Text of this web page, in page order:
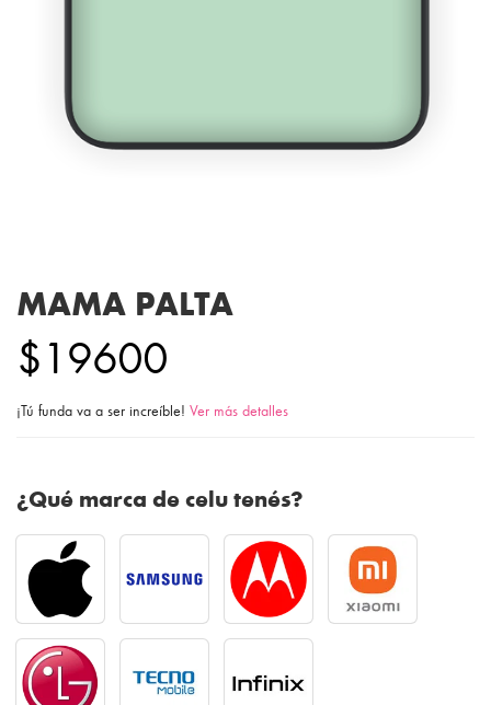
MAMA PALTA
$19600
¡Tú funda va a ser increíble! Ver más detalles
¿Qué marca de celu tenés?